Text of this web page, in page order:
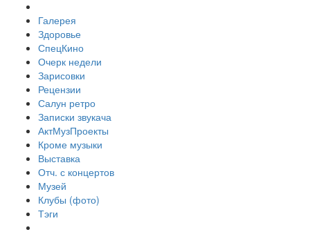
Галерея
Здоровье
СпецКино
Очерк недели
Зарисовки
Рецензии
Салун ретро
Записки звукача
АктМузПроекты
Кроме музыки
Выставка
Отч. с концертов
Музей
Клубы (фото)
Тэги